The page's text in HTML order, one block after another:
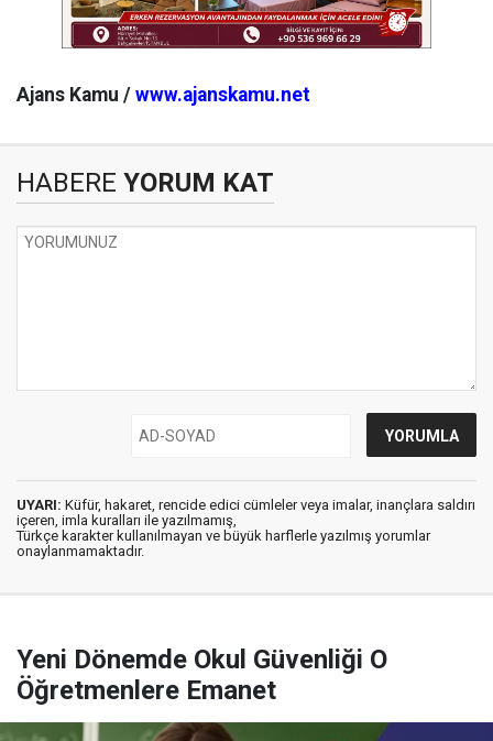
Ajans Kamu / www.ajanskamu.net
HABERE YORUM KAT
UYARI: Küfür, hakaret, rencide edici cümleler veya imalar, inançlara saldırı
içeren, imla kuralları ile yazılmamış,
Türkçe karakter kullanılmayan ve büyük harflerle yazılmış yorumlar
onaylanmamaktadır.
Yeni Dönemde Okul Güvenliği O
Öğretmenlere Emanet